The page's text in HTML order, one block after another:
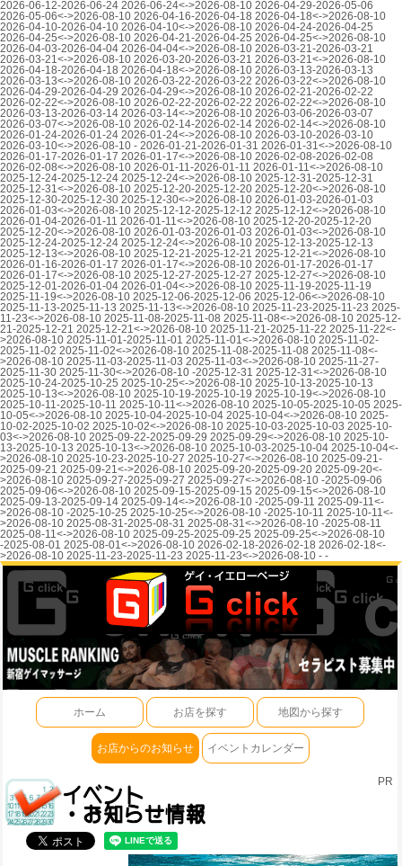
2026-06-12-2026-06-24 2026-06-24<->2026-08-10 2026-04-29-2026-05-06
2026-05-06<->2026-08-10 2026-04-16-2026-04-18 2026-04-18<->2026-08-10
2026-04-10-2026-04-10 2026-04-10<->2026-08-10 2026-04-24-2026-04-25
2026-04-25<->2026-08-10 2026-04-21-2026-04-25 2026-04-25<->2026-08-10
2026-04-03-2026-04-04 2026-04-04<->2026-08-10 2026-03-21-2026-03-21
2026-03-21<->2026-08-10 2026-03-20-2026-03-21 2026-03-21<->2026-08-10
2026-04-18-2026-04-18 2026-04-18<->2026-08-10 2026-03-13-2026-03-13
2026-03-13<->2026-08-10 2026-03-22-2026-03-22 2026-03-22<->2026-08-10
2026-04-29-2026-04-29 2026-04-29<->2026-08-10 2026-02-21-2026-02-22
2026-02-22<->2026-08-10 2026-02-22-2026-02-22 2026-02-22<->2026-08-10
2026-03-13-2026-03-14 2026-03-14<->2026-08-10 2026-03-06-2026-03-07
2026-03-07<->2026-08-10 2026-02-14-2026-02-14 2026-02-14<->2026-08-10
2026-01-24-2026-01-24 2026-01-24<->2026-08-10 2026-03-10-2026-03-10
2026-03-10<->2026-08-10 - 2026-01-21-2026-01-31 2026-01-31<->2026-08-10
2026-01-17-2026-01-17 2026-01-17<->2026-08-10 2026-02-08-2026-02-08
2026-02-08<->2026-08-10 2026-01-11-2026-01-11 2026-01-11<->2026-08-10
2025-12-24-2025-12-24 2025-12-24<->2026-08-10 2025-12-31-2025-12-31
2025-12-31<->2026-08-10 2025-12-20-2025-12-20 2025-12-20<->2026-08-10
2025-12-30-2025-12-30 2025-12-30<->2026-08-10 2026-01-03-2026-01-03
2026-01-03<->2026-08-10 2025-12-12-2025-12-12 2025-12-12<->2026-08-10
2026-01-04-2026-01-11 2026-01-11<->2026-08-10 2025-12-20-2025-12-20
2025-12-20<->2026-08-10 2026-01-03-2026-01-03 2026-01-03<->2026-08-10
2025-12-24-2025-12-24 2025-12-24<->2026-08-10 2025-12-13-2025-12-13
2025-12-13<->2026-08-10 2025-12-21-2025-12-21 2025-12-21<->2026-08-10
2026-01-16-2026-01-17 2026-01-17<->2026-08-10 2026-01-17-2026-01-17
2026-01-17<->2026-08-10 2025-12-27-2025-12-27 2025-12-27<->2026-08-10
2025-12-01-2026-01-04 2026-01-04<->2026-08-10 2025-11-19-2025-11-19
2025-11-19<->2026-08-10 2025-12-06-2025-12-06 2025-12-06<->2026-08-10
2025-11-13-2025-11-13 2025-11-13<->2026-08-10 2025-11-23-2025-11-23 2025-
11-23<->2026-08-10 2025-11-08-2025-11-08 2025-11-08<->2026-08-10 2025-12-
21-2025-12-21 2025-12-21<->2026-08-10 2025-11-21-2025-11-22 2025-11-22<-
>2026-08-10 2025-11-01-2025-11-01 2025-11-01<->2026-08-10 2025-11-02-
2025-11-02 2025-11-02<->2026-08-10 2025-11-08-2025-11-08 2025-11-08<-
>2026-08-10 2025-11-03-2025-11-03 2025-11-03<->2026-08-10 2025-11-27-
2025-11-30 2025-11-30<->2026-08-10 -2025-12-31 2025-12-31<->2026-08-10
2025-10-24-2025-10-25 2025-10-25<->2026-08-10 2025-10-13-2025-10-13
2025-10-13<->2026-08-10 2025-10-19-2025-10-19 2025-10-19<->2026-08-10
2025-10-11-2025-10-11 2025-10-11<->2026-08-10 2025-10-05-2025-10-05 2025-
10-05<->2026-08-10 2025-10-04-2025-10-04 2025-10-04<->2026-08-10 2025-
10-02-2025-10-02 2025-10-02<->2026-08-10 2025-10-03-2025-10-03 2025-10-
03<->2026-08-10 2025-09-22-2025-09-29 2025-09-29<->2026-08-10 2025-10-
13-2025-10-13 2025-10-13<->2026-08-10 2025-10-03-2025-10-04 2025-10-04<-
>2026-08-10 2025-10-23-2025-10-27 2025-10-27<->2026-08-10 2025-09-21-
2025-09-21 2025-09-21<->2026-08-10 2025-09-20-2025-09-20 2025-09-20<-
>2026-08-10 2025-09-27-2025-09-27 2025-09-27<->2026-08-10 -2025-09-06
2025-09-06<->2026-08-10 2025-09-15-2025-09-15 2025-09-15<->2026-08-10
2025-09-13-2025-09-14 2025-09-14<->2026-08-10 -2025-09-11 2025-09-11<-
>2026-08-10 -2025-10-25 2025-10-25<->2026-08-10 -2025-10-11 2025-10-11<-
>2026-08-10 2025-08-31-2025-08-31 2025-08-31<->2026-08-10 -2025-08-11
2025-08-11<->2026-08-10 2025-09-25-2025-09-25 2025-09-25<->2026-08-10
-2025-08-01 2025-08-01<->2026-08-10 2026-02-18-2026-02-18 2026-02-18<-
>2026-08-10 2025-11-23-2025-11-23 2025-11-23<->2026-08-10 - -
ホーム お店を探す 地図から探す
お店からのお知らせ イベントカレンダー
PR